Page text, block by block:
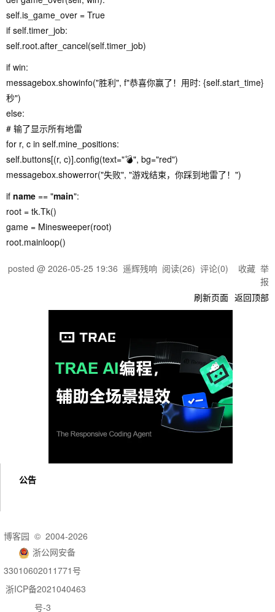
self.is_game_over = True
if self.timer_job:
self.root.after_cancel(self.timer_job)
if win:
messagebox.showinfo("胜利", f"恭喜你赢了！用时: {self.start_time}
秒")
else:
# 输了显示所有地雷
for r, c in self.mine_positions:
self.buttons[(r, c)].config(text="💣", bg="red")
messagebox.showerror("失败", "游戏结束，你踩到地雷了！")
if name == "main":
root = tk.Tk()
game = Minesweeper(root)
root.mainloop()
posted @ 2026-05-25 19:36 遥辉残响 阅读(26) 评论(0) 收藏 举
报
刷新页面 返回顶部
公告
博客园 © 2004-2026
浙公网安备
33010602011771号
浙ICP备2021040463
号-3